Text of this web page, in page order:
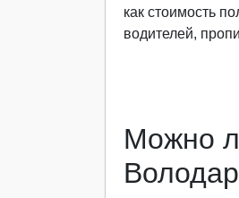
как стоимость
водителей,
Можно